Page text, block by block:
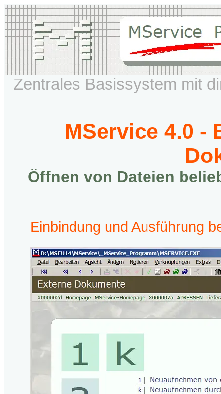
Zentrales Basissystem mit
MService 4.0 -
Öffnen von Dateien
Einbindung und Ausführung